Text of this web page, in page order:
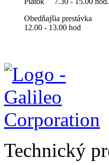
Obedňajšia prestávka
12.00 - 13.00 hod
Technický